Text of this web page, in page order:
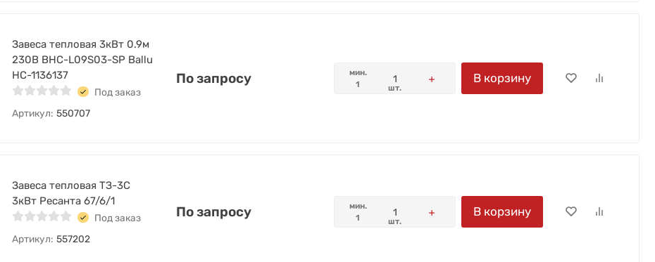
Завеса тепловая 3кВт 0.9м
230В BHC-L09S03-SP Ballu
НС-1136137
Под заказ
Артикул: 550707
По запросу
мин.
1
шт.
В корзину
Завеса тепловая ТЗ-3С
3кВт Ресанта 67/6/1
Под заказ
Артикул: 557202
По запросу
мин.
1
шт.
В корзину